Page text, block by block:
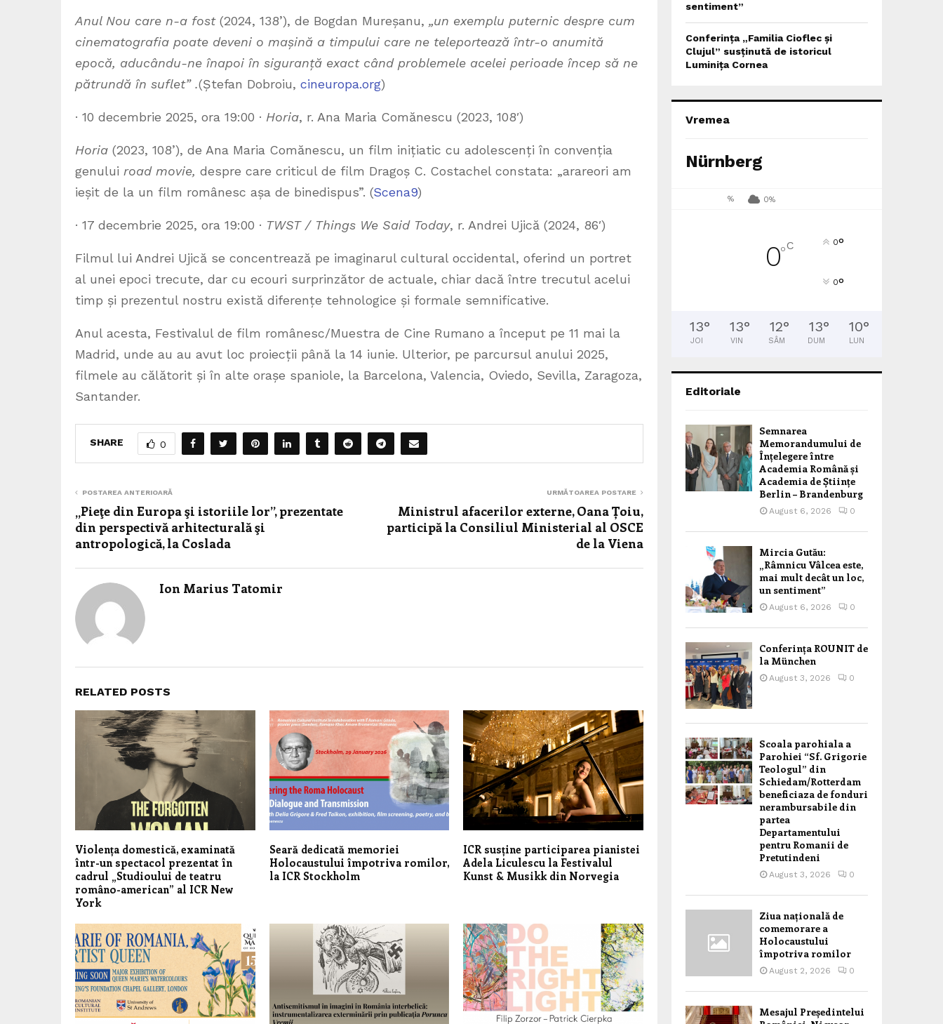
Anul Nou care n-a fost(2024, 138’), de Bogdan Mureșanu, „un exemplu puternic despre cum
cinematografia poate deveni o mașină a timpului care ne teleportează într-o anumită
epocă, aducându-ne înapoi în siguranță exact când problemele acelei perioade încep să ne
pătrundă în suflet” .(Ștefan Dobroiu, cineuropa.org)
· 10 decembrie 2025, ora 19:00 · Horia, r. Ana Maria Comănescu (2023, 108′)
Horia (2023, 108’), de Ana Maria Comănescu, un film inițiatic cu adolescenți în convenția
genului road movie, despre care criticul de film Dragoș C. Costachel constata: „arareori am
ieșit de la un film românesc așa de binedispus”. (Scena9)
· 17 decembrie 2025, ora 19:00 · TWST / Things We Said Today, r. Andrei Ujică (2024, 86′)
Filmul lui Andrei Ujică se concentrează pe imaginarul cultural occidental, oferind un portret
al unei epoci trecute, dar cu ecouri surprinzător de actuale, chiar dacă între trecutul acelui
timp și prezentul nostru există diferențe tehnologice și formale semnificative.
Anul acesta, Festivalul de film românesc/Muestra de Cine Rumano a început pe 11 mai la
Madrid, unde au au avut loc proiecții până la 14 iunie. Ulterior, pe parcursul anului 2025,
filmele au călătorit și în alte orașe spaniole, la Barcelona, Valencia, Oviedo, Sevilla, Zaragoza,
Santander.
SHARE 0
POSTAREA ANTERIOARĂ
„Pieţe din Europa şi istoriile lor”, prezentate
din perspectivă arhitecturală şi
antropologică, la Coslada
URMĂTOAREA POSTARE
Ministrul afacerilor externe, Oana Țoiu,
participă la Consiliul Ministerial al OSCE
de la Viena
Ion Marius Tatomir
RELATED POSTS
Violența domestică, examinată
într-un spectacol prezentat în
cadrul „Studioului de teatru
româno-american” al ICR New
York
Seară dedicată memoriei
Holocaustului împotriva romilor,
la ICR Stockholm
ICR susține participarea pianistei
Adela Liculescu la Festivalul
Kunst & Musikk din Norvegia
sentiment”
Conferința „Familia Cioflec și
Clujul” susținută de istoricul
Luminița Cornea
Vremea
Nürnberg
% 0%
0°C 0°
0°
13°
JOI
13°
VIN
12°
SÂM
13°
DUM
10°
LUN
Editoriale
Semnarea
Memorandumului de
Înțelegere între
Academia Română și
Academia de Științe
Berlin – Brandenburg
August 6, 2026 0
Mircia Gutău:
„Râmnicu Vâlcea este,
mai mult decât un loc,
un sentiment”
August 6, 2026 0
Conferința ROUNIT de
la München
August 3, 2026 0
Scoala parohiala a
Parohiei “Sf. Grigorie
Teologul” din
Schiedam/Rotterdam
beneficiaza de fonduri
nerambursabile din
partea
Departamentului
pentru Romanii de
Pretutindeni
August 3, 2026 0
Ziua națională de
comemorare a
Holocaustului
împotriva romilor
August 2, 2026 0
Mesajul Președintelui